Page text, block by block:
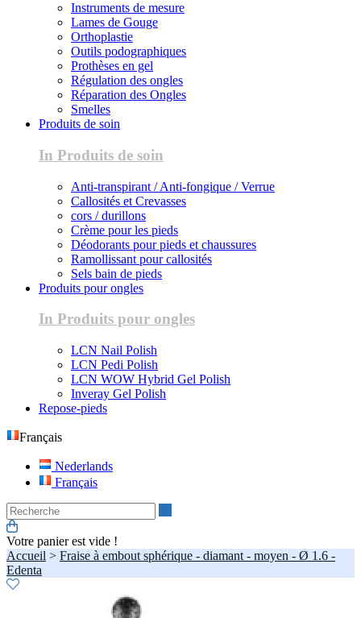
Instruments de mesure
Lames de Gouge
Orthoplastie
Outils podographiques
Prothèses en gel
Régulation des ongles
Réparation des Ongles
Smelles
Produits de soin
In Produits de soin
Anti-transpirant / Anti-fongique / Verrue
Callosités et Crevasses
cors / durillons
Crème pour les pieds
Déodorants pour pieds et chaussures
Ramollissant pour callosités
Sels bain de pieds
Produits pour ongles
In Produits pour ongles
LCN Nail Polish
LCN Pedi Polish
LCN WOW Hybrid Gel Polish
Inveray Gel Polish
Repose-pieds
Français
Nederlands
Français
Votre panier est vide !
Accueil > Fraise à embout sphérique - diamant - moyen - Ø 1.6 -
Edenta